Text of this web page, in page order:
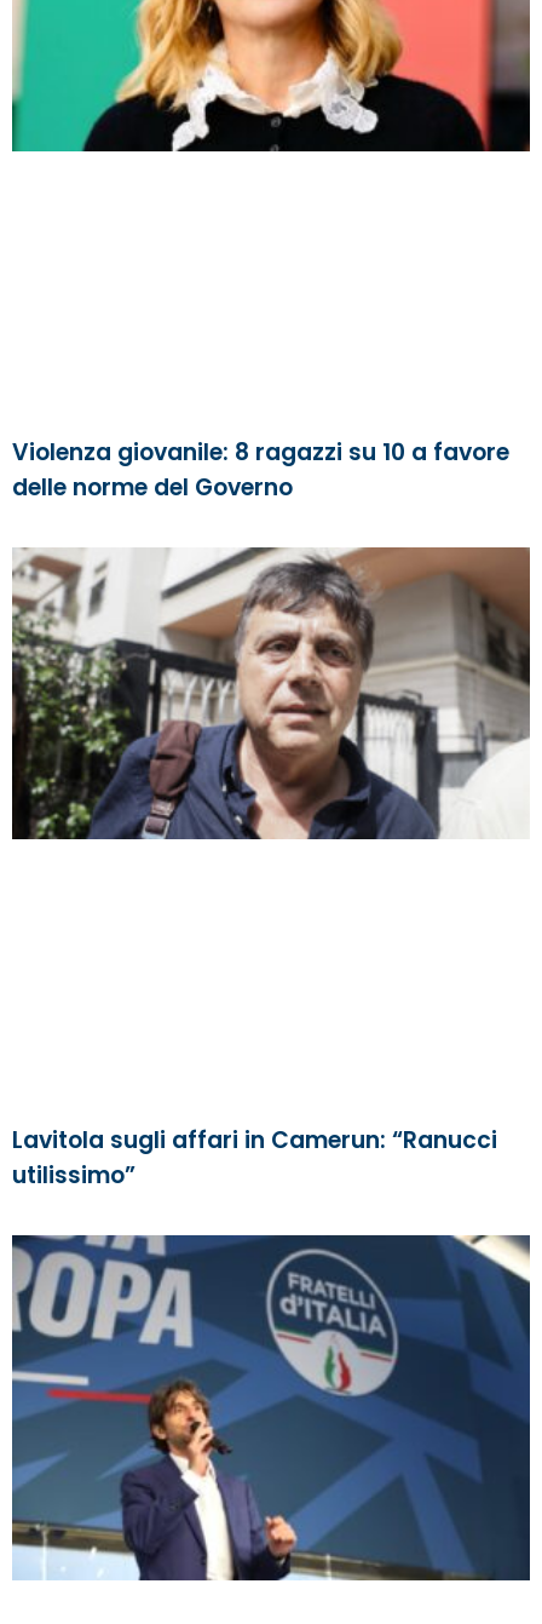
Violenza giovanile: 8 ragazzi su 10 a favore
delle norme del Governo
Lavitola sugli affari in Camerun: “Ranucci
utilissimo”